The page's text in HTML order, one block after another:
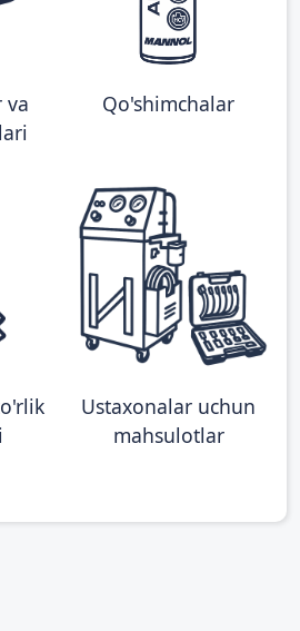
va
Qo'shimchalar
Ustaxonalar uchun
mahsulotlar